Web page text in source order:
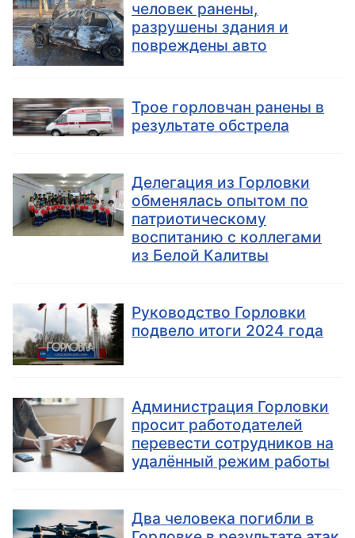
человек ранены,
разрушены здания и
повреждены авто
Трое горловчан ранены в
результате обстрела
Делегация из Горловки
обменялась опытом по
патриотическому
воспитанию с коллегами
из Белой Калитвы
Руководство Горловки
подвело итоги 2024 года
Администрация Горловки
просит работодателей
перевести сотрудников на
удалённый режим работы
Два человека погибли в